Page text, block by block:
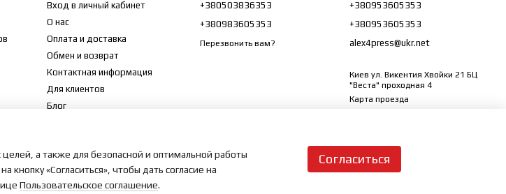
Вход в личный кабинет
О нас
Оплата и доставка
Обмен и возврат
Контактная информация
Для клиентов
Блог
Карта сайта
+380503836353
+380983605353
Перезвонить вам?
+380953605353
+380953605353
alex4press@ukr.net
Киев ул. Викентия Хвойки 21 БЦ
"Веста" проходная 4
Карта проезда
а также для безопасной и оптимальной работы
«Согласиться», чтобы дать согласие на
Пользовательское соглашение.
Согласиться